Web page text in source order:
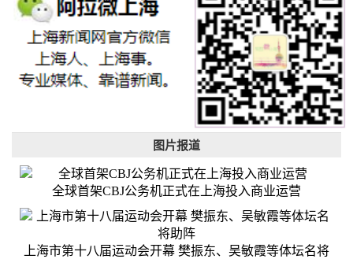
图片报道
全球首架CBJ公务机正式在上海投入商业运营
上海市第十八届运动会开幕 樊振东、吴敏霞等体坛名将